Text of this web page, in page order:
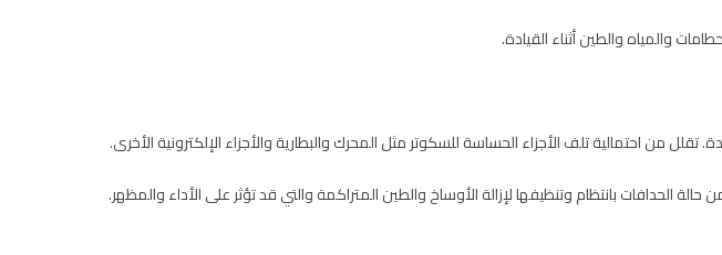
والمياه والطين أثناء القيادة.
من احتمالية تلف الأجزاء الحساسة للسكوتر مثل المحرك والبطارية والأجزاء الإلكترونية الأخرى.
بانتظام وتنظيفها لإزالة الأوساخ والطين المتراكمة والتي قد تؤثر على الأداء والمظهر.